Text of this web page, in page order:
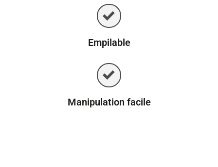
Empilable
Manipulation facile